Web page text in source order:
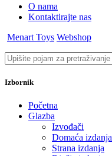
O nama
Kontaktirajte nas
Menart Toys Webshop
Izbornik
Početna
Glazba
Izvođači
Domaća izdanja
Strana izdanja